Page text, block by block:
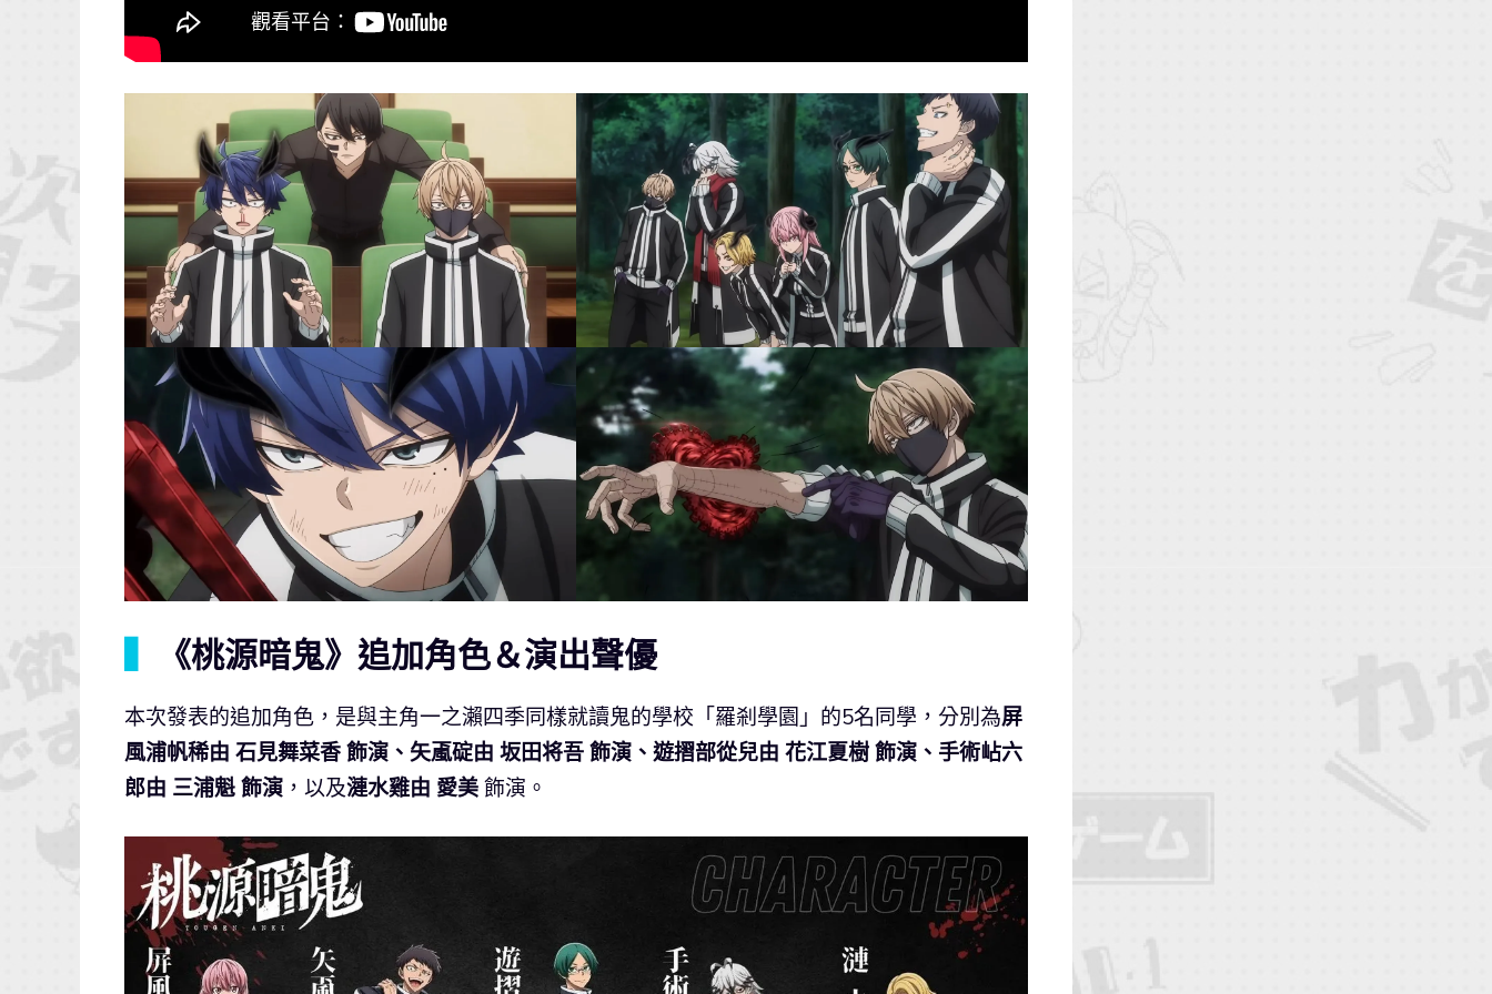
《桃源暗鬼》追加角色＆演出聲優
本次發表的追加角色，是與主角一之瀨四季同樣就讀鬼的學校「羅剎學園」的5名同學，分別為屏
風浦帆稀由 石見舞菜香 飾演、矢颪碇由 坂田将吾 飾演、遊摺部從兒由 花江夏樹 飾演、手術岾六
郎由 三浦魁 飾演 ，以及漣水雞由 愛美 飾演。